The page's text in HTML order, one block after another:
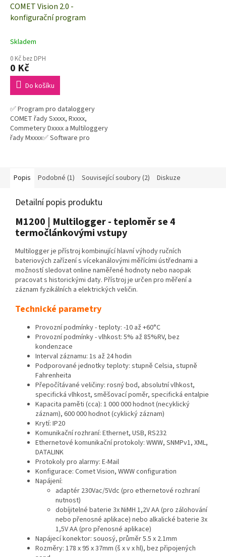
COMET Vision 2.0 -
konfigurační program
Skladem
0 Kč bez DPH
0 Kč
Do košíku
✅ Program pro dataloggery
COMET řady Sxxxx, Rxxxx,
Commetery Dxxxx a Multiloggery
řady Mxxxx✅ Software pro
Popis Podobné (1) Související soubory (2) Diskuze
Detailní popis produktu
M1200 | Multilogger - teploměr se 4
termočlánkovými vstupy
Multilogger je přístroj kombinující hlavní výhody ručních
bateriových zařízení s vícekanálovými měřícími ústřednami a
možností sledovat online naměřené hodnoty nebo naopak
pracovat s historickými daty. Přístroj je určen pro měření a
záznam fyzikálních a elektrických veličin.
Technické parametry
Provozní podmínky - teploty: -10 až +60°C
Provozní podmínky - vlhkost: 5% až 85%RV, bez
kondenzace
Interval záznamu: 1s až 24 hodin
Podporované jednotky teploty: stupně Celsia, stupně
Fahrenheita
Přepočítávané veličiny: rosný bod, absolutní vlhkost,
specifická vlhkost, směšovací poměr, specifická entalpie
Kapacita paměti (cca): 1 000 000 hodnot (necyklický
záznam), 600 000 hodnot (cyklický záznam)
Krytí: IP20
Komunikační rozhraní: Ethernet, USB, RS232
Ethernetové komunikační protokoly: WWW, SNMPv1, XML,
DATALINK
Protokoly pro alarmy: E-Mail
Konfigurace: Comet Vision, WWW configuration
Napájení:
adaptér 230Vac/5Vdc (pro ethernetové rozhraní
nutnost)
dobíjitelné baterie 3x NiMH 1,2V AA (pro zálohování
nebo přenosné aplikace) nebo alkalické baterie 3x
1,5V AA (pro přenosné aplikace)
Napájecí konektor: souosý, průměr 5.5 x 2.1mm
Rozměry: 178 x 95 x 37mm (š x v x hl), bez připojených